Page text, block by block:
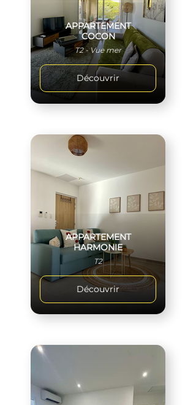
APPARTEMENT
COCON
T2 - Vue mer
Découvrir
APPARTEMENT
HARMONIE
T2
Découvrir